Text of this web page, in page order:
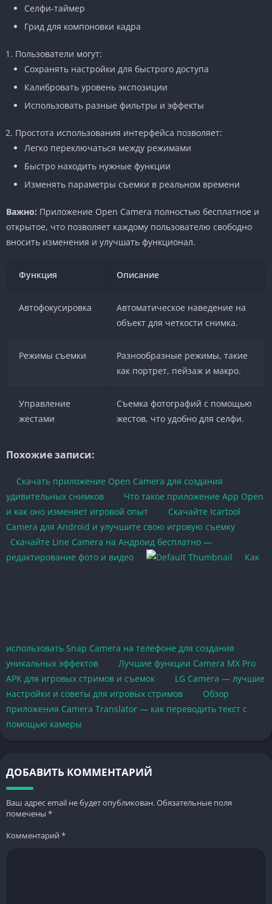
Селфи-таймер
Грид для компоновки кадра
Пользователи могут:
Сохранять настройки для быстрого доступа
Калибровать уровень экспозиции
Использовать разные фильтры и эффекты
Простота использования интерфейса позволяет:
Легко переключаться между режимами
Быстро находить нужные функции
Изменять параметры съемки в реальном времени
Важно: Приложение Open Camera полностью бесплатное и
открытое, что позволяет каждому пользователю свободно
вносить изменения и улучшать функционал.
Функция Описание
Автофокусировка
Автоматическое наведение на
объект для четкости снимка.
Режимы съемки
Разнообразные режимы, такие
как портрет, пейзаж и макро.
Управление
жестами
Съемка фотографий с помощью
жестов, что удобно для селфи.
Похожие записи:
Скачать приложение Open Camera для создания
удивительных снимков
Что такое приложение App Open
и как оно изменяет игровой опыт
Скачайте Icartool
Camera для Android и улучшите свою игровую съемку
Скачайте Line Camera на Андроид бесплатно —
редактирование фото и видео
Как
использовать Snap Camera на телефоне для создания
уникальных эффектов
Лучшие функции Camera MX Pro
APK для игровых стримов и съемок
LG Camera — лучшие
настройки и советы для игровых стримов
Обзор
приложения Camera Translator — как переводить текст с
помощью камеры
ДОБАВИТЬ КОММЕНТАРИЙ
Ваш адрес email не будет опубликован.Обязательные поля
помечены *
Комментарий*